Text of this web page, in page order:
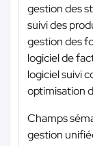
gestion des
suivi des
gestion des
logiciel de
logiciel suivi
optimisation
Champs
gestion